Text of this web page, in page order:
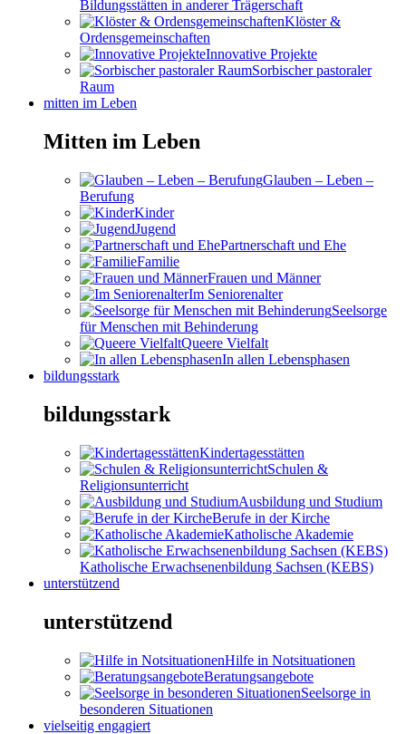
Bildungsstätten in anderer Trägerschaft
Klöster &
Ordensgemeinschaften
Innovative Projekte
Sorbischer pastoraler
Raum
mitten im Leben
Mitten im Leben
Glauben – Leben –
Berufung
Kinder
Jugend
Partnerschaft und Ehe
Familie
Frauen und Männer
Im Seniorenalter
Seelsorge
für Menschen mit Behinderung
Queere Vielfalt
In allen Lebensphasen
bildungsstark
bildungsstark
Kindertagesstätten
Schulen &
Religionsunterricht
Ausbildung und Studium
Berufe in der Kirche
Katholische Akademie
Katholische Erwachsenenbildung Sachsen (KEBS)
unterstützend
unterstützend
Hilfe in Notsituationen
Beratungsangebote
Seelsorge in
besonderen Situationen
vielseitig engagiert